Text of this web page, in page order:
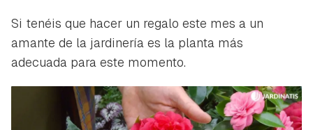
Si tenéis que hacer un regalo este mes a un
amante de la jardinería es la planta más
adecuada para este momento.